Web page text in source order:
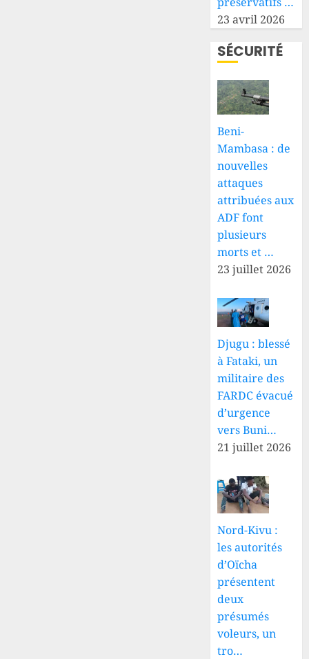
23 avril 2026
SÉCURITÉ
Beni-
Mambasa : de
nouvelles
attaques
attribuées aux
ADF font
plusieurs
morts et …
23 juillet 2026
Djugu : blessé
à Fataki, un
militaire des
FARDC évacué
d’urgence
vers Buni…
21 juillet 2026
Nord-Kivu :
les autorités
d’Oïcha
présentent
deux
présumés
voleurs, un
tro…